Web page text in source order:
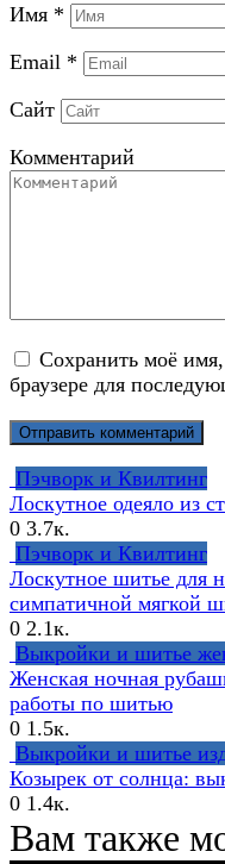
Имя *
Email *
Сайт
Комментарий
Сохранить моё
браузере для
Пэчворк и Квилтинг
Лоскутное одеяло из
0 3.7к.
Пэчворк и Квилтинг
Лоскутное шитье для
симпатичной мягкой
0 2.1к.
Выкройки и шитье
Женская ночная
работы по шитью
0 1.5к.
Выкройки и шитье
Козырек от солнца:
0 1.4к.
Вам также